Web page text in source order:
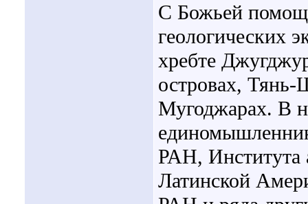
С Божьей
геологических
хребте
островах,
Мугоджарах. В
РАН, Института
Латинской